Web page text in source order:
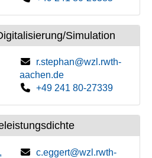
Simulation
r.stephan@wzl.rwth-
aachen.de
+49 241 80-27339
c.eggert@wzl.rwth-